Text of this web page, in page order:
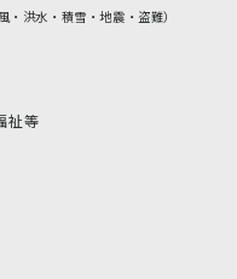
・洪水・積雪・地震・盗難）
祉等